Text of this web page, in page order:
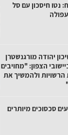
יותר מ־125 ש״ח: נטו חיסכון עם סל
יהודה מורגנשטרן
הצפון: "מחויבים
ולהמשיך את
סכסוכים מיותרים